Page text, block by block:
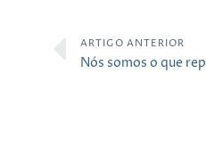
ARTIGO ANTERIOR
Nós somos o que